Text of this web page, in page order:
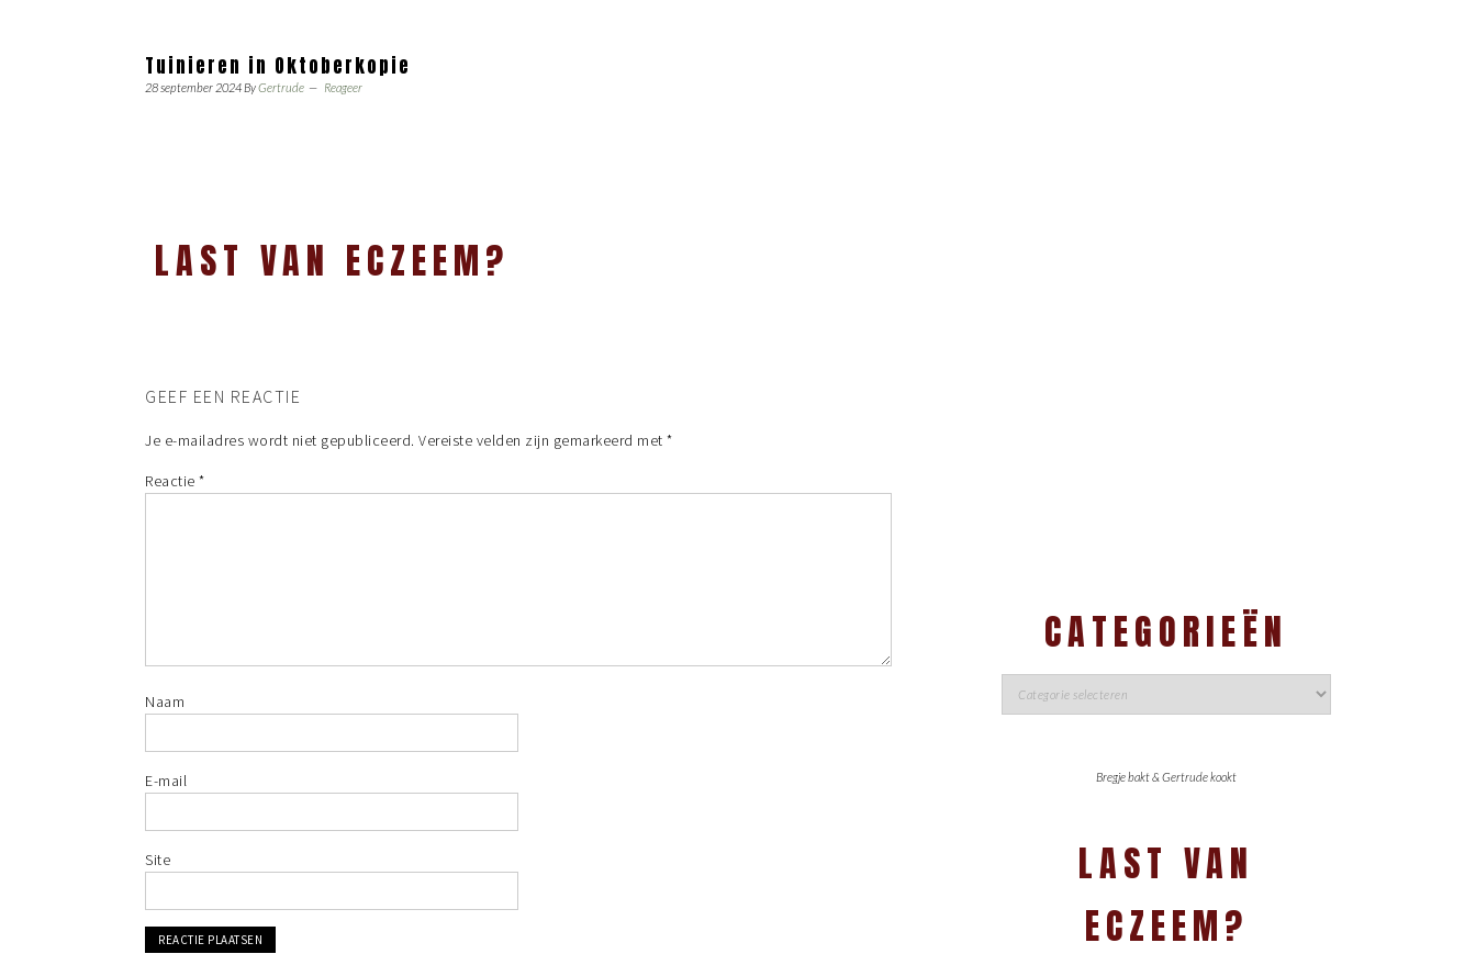
Tuinieren in Oktoberkopie
28 september 2024ByGertrude Reageer
LAST VAN ECZEEM?
GEEF EEN REACTIE
Je e-mailadres wordt niet gepubliceerd. Vereiste velden zijn gemarkeerd met *
Reactie *
Naam
E-mail
Site
CATEGORIEËN
Bregje bakt & Gertrude kookt
LAST VAN
ECZEEM?